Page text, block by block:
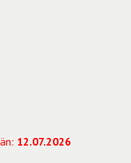
12.07.2026